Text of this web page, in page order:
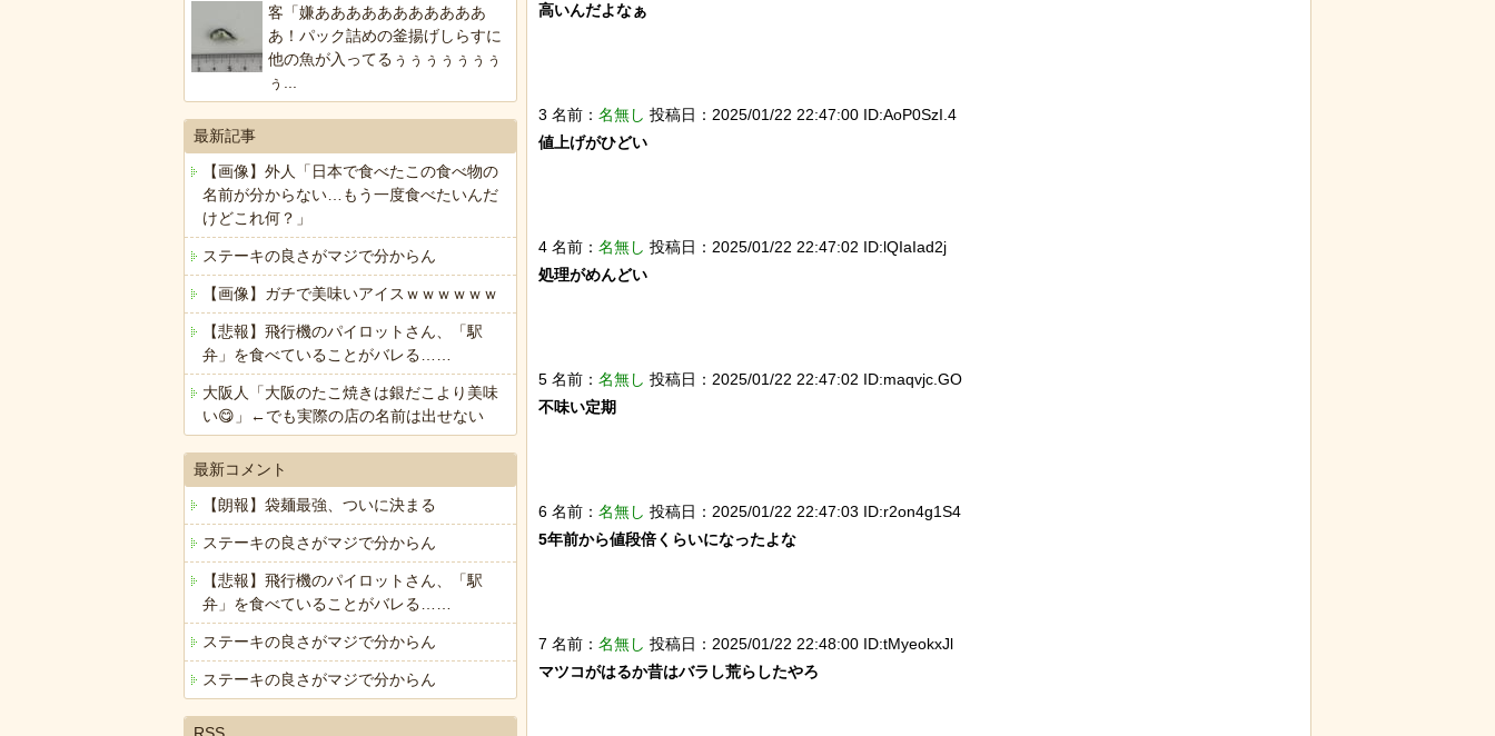
ヒーローのサバイバルアクション Siege Survivors
Powered by livedoor 相互RSS
高いんだよなぁ
3 名前： 名無し 投稿日：2025/01/22 22:47:00 ID:AoP0SzI.4
値上げがひどい
4 名前： 名無し 投稿日：2025/01/22 22:47:02 ID:lQIaIad2j
処理がめんどい
5 名前： 名無し 投稿日：2025/01/22 22:47:02 ID:maqvjc.GO
不味い定期
6 名前： 名無し 投稿日：2025/01/22 22:47:03 ID:r2on4g1S4
5年前から値段倍くらいになったよな
7 名前： 名無し 投稿日：2025/01/22 22:48:00 ID:tMyeokxJl
マツコがはるか昔はバラし荒らしたやろ
客「嫌あああああああああああ
あ！パック詰めの釜揚げしらすに
他の魚が入ってるぅぅぅぅぅぅぅ
ぅ...
最新記事
【画像】外人「日本で食べたこの食べ物の
名前が分からない…もう一度食べたいんだ
けどこれ何？」
ステーキの良さがマジで分からん
【画像】ガチで美味いアイスｗｗｗｗｗｗ
【悲報】飛行機のパイロットさん、「駅
弁」を食べていることがバレる……
大阪人「大阪のたこ焼きは銀だこより美味
い😋」←でも実際の店の名前は出せない
最新コメント
【朗報】袋麺最強、ついに決まる
ステーキの良さがマジで分からん
【悲報】飛行機のパイロットさん、「駅
弁」を食べていることがバレる……
ステーキの良さがマジで分からん
ステーキの良さがマジで分からん